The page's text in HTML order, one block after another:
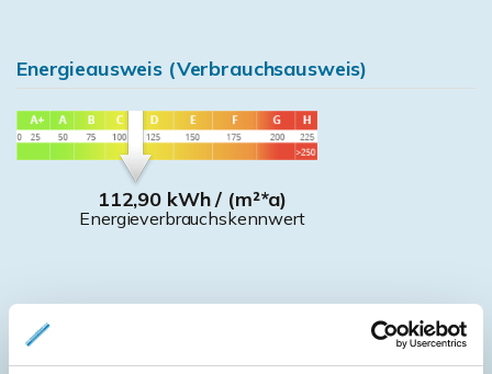
Energieausweis (Verbrauchsausweis)
112,90 kWh / (m²*a)
Energieverbrauchskennwert
Weitere Informationen